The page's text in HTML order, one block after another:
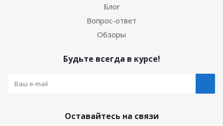
Блог
Вопрос-ответ
Обзоры
Будьте всегда в курсе!
Оставайтесь на связи